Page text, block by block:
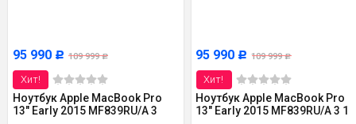
95 990 Р 109 999Р
Хит!
Ноутбук Apple MacBook Pro
13" Early 2015 MF839RU/A 3
95 990 Р 109 999Р
Хит!
Ноутбук Apple MacBook Pro
13" Early 2015 MF839RU/A 3 1